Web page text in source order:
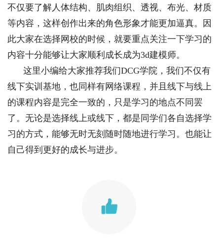
不仅要了解人体结构、肌肉组织、透视、布光、材质
等内容，这样创作出来的角色形象才能更加逼真。因
此大家在选择网校的时候，就要重点关注一下学习的
内容十分能够让大家顺利成长成为3d建模师。
这里小编给大家推荐我们DCG学院，我们不仅有
线下实训基地，也同样有网络课程，并且线下与线上
的课程内容是完全一致的，只是学习的地点不同罢
了。无论是选择线上或线下，都是同学们各自选择学
习的方式，能够无时无刻随时随地进行学习。也能让
自己得到更好的成长与进步。